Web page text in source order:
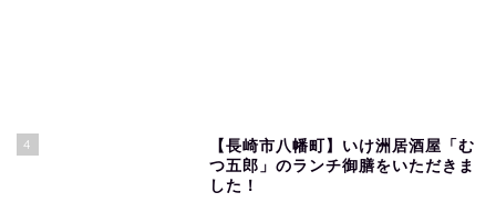
4
【長崎市八幡町】いけ洲居酒屋「む
つ五郎」のランチ御膳をいただきま
した！